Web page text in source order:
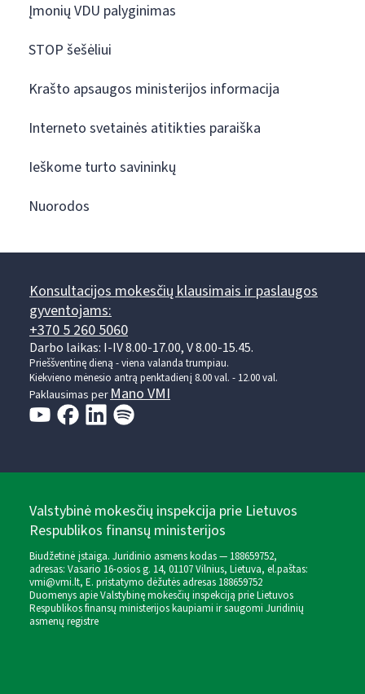
Įmonių VDU palyginimas
STOP šešėliui
Krašto apsaugos ministerijos informacija
Interneto svetainės atitikties paraiška
Ieškome turto savininkų
Nuorodos
Konsultacijos mokesčių klausimais ir paslaugos
gyventojams:
+370 5 260 5060
Darbo laikas: I-IV 8.00-17.00, V 8.00-15.45.
Prieššventinę dieną - viena valanda trumpiau.
Kiekvieno mėnesio antrą penktadienį 8.00 val. - 12.00 val.
Paklausimas perMano VMI
Valstybinė mokesčių inspekcija prie Lietuvos
Respublikos finansų ministerijos
Biudžetinė įstaiga. Juridinio asmens kodas — 188659752,
adresas: Vasario 16-osios g. 14, 01107 Vilnius, Lietuva, el.paštas:
vmi@vmi.lt, E. pristatymo dėžutės adresas 188659752
Duomenys apie Valstybinę mokesčių inspekciją prie Lietuvos
Respublikos finansų ministerijos kaupiami ir saugomi Juridinių
asmenų registre